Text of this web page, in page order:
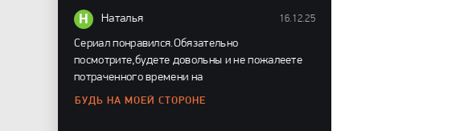
Н Наталья 16.12.25
Сериал понравился.Обязательно
посмотрите,будете довольны и не пожалеете
потраченного времени на
БУДЬ НА МОЕЙ СТОРОНЕ